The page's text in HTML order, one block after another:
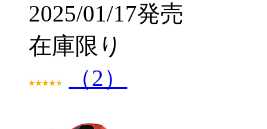
2025/01/17発売
在庫限り
（2）